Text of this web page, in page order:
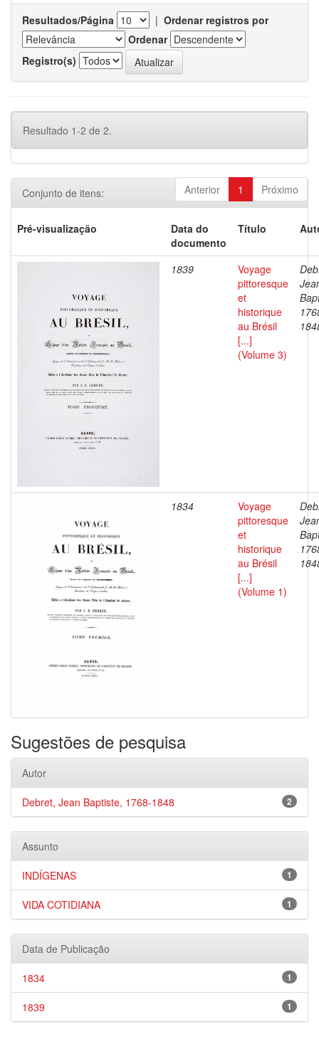
Resultados/Página | Ordenar registros por
Ordenar
Registro(s)
Resultado 1-2 de 2.
Anterior 1 Próximo
Conjunto de itens:
Pré-visualização
Data do
documento
Título
1839
Voyage
pittoresque
et
historique
au Brésil
[...]
(Volume 3)
1834
Voyage
pittoresque
et
historique
au Brésil
[...]
(Volume 1)
Sugestões de pesquisa
Autor
2
Debret, Jean Baptiste, 1768-1848
Assunto
1
INDÍGENAS
1
VIDA COTIDIANA
Data de Publicação
1
1834
1
1839